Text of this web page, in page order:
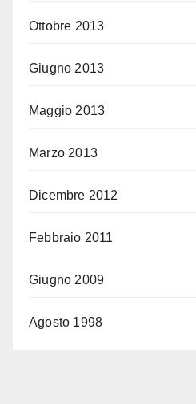
Ottobre 2013
Giugno 2013
Maggio 2013
Marzo 2013
Dicembre 2012
Febbraio 2011
Giugno 2009
Agosto 1998